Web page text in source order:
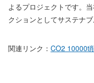
よるプロジェクトです。
クションとしてサステナ
関連リンク： CO2 10000t